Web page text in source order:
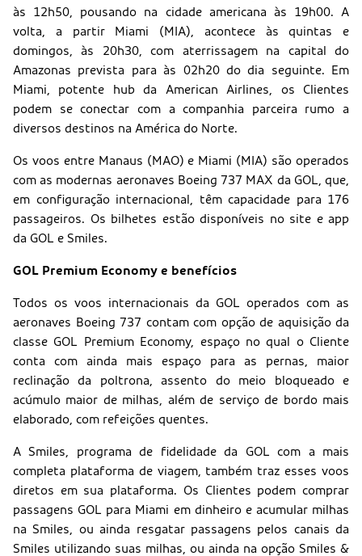
às 12h50, pousando na cidade americana às 19h00. A
volta, a partir Miami (MIA), acontece às quintas e
domingos, às 20h30, com aterrissagem na capital do
Amazonas prevista para às 02h20 do dia seguinte. Em
Miami, potente hub da American Airlines, os Clientes
podem se conectar com a companhia parceira rumo a
diversos destinos na América do Norte.
Os voos entre Manaus (MAO) e Miami (MIA) são operados
com as modernas aeronaves Boeing 737 MAX da GOL, que,
em configuração internacional, têm capacidade para 176
passageiros. Os bilhetes estão disponíveis no site e app
da GOL e Smiles.
GOL Premium Economy e benefícios
Todos os voos internacionais da GOL operados com as
aeronaves Boeing 737 contam com opção de aquisição da
classe GOL Premium Economy, espaço no qual o Cliente
conta com ainda mais espaço para as pernas, maior
reclinação da poltrona, assento do meio bloqueado e
acúmulo maior de milhas, além de serviço de bordo mais
elaborado, com refeições quentes.
A Smiles, programa de fidelidade da GOL com a mais
completa plataforma de viagem, também traz esses voos
diretos em sua plataforma. Os Clientes podem comprar
passagens GOL para Miami em dinheiro e acumular milhas
na Smiles, ou ainda resgatar passagens pelos canais da
Smiles utilizando suas milhas, ou ainda na opção Smiles &